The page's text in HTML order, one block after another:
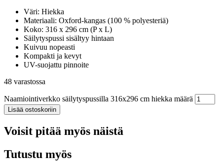
Väri: Hiekka
Materiaali: Oxford-kangas (100 % polyesteriä)
Koko: 316 x 296 cm (P x L)
Säilytyspussi sisältyy hintaan
Kuivuu nopeasti
Kompakti ja kevyt
UV-suojattu pinnoite
48 varastossa
Naamiointiverkko säilytyspussilla 316x296 cm hiekka määrä
Lisää ostoskoriin
Voisit pitää myös näistä
Tutustu myös